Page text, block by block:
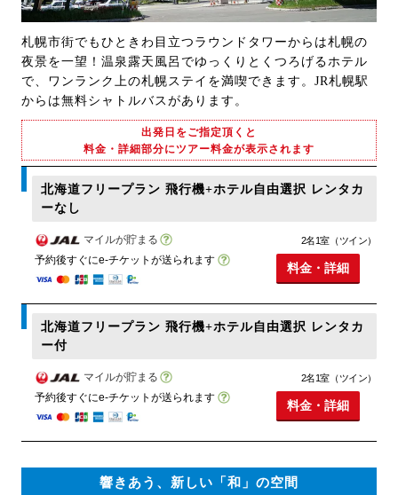
札幌市街でもひときわ目立つラウンドタワーからは札幌の
夜景を一望！温泉露天風呂でゆっくりとくつろげるホテル
で、ワンランク上の札幌ステイを満喫できます。JR札幌駅
からは無料シャトルバスがあります。
出発日をご指定頂くと
料金・詳細部分にツアー料金が表示されます
北海道フリープラン 飛行機+ホテル自由選択 レンタカ
ーなし
マイルが貯まる
予約後すぐにe-チケットが送られます
2名1室（ツイン）
料金・詳細
北海道フリープラン 飛行機+ホテル自由選択 レンタカ
ー付
マイルが貯まる
予約後すぐにe-チケットが送られます
2名1室（ツイン）
料金・詳細
響きあう、新しい「和」の空間